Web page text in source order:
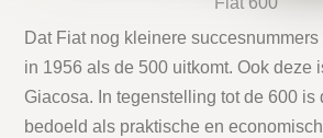
Dat Fiat nog kleinere
in 1956 als de 500 uitkomt. Ook deze
Giacosa. In tegenstelling tot de 600 is
bedoeld als praktische en